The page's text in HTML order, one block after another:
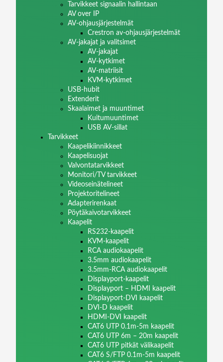
Tarvikkeet signaalin hallintaan
AV over IP
AV-ohjausjärjestelmät
Crestron av-ohjausjärjestelmät
AV-jakajat ja valitsimet
AV-jakajat
AV-kytkimet
AV-matriisit
KVM-kytkimet
USB-hubit
Extenderit
Skaalaimet ja muuntimet
Kuitumuuntimet
USB AV-sillat
Tarvikkeet
Kaapelikiinnikkeet
Kaapelisuojat
Valvontatarvikkeet
Monitori/TV tarvikkeet
Videoseinätelineet
Projektoritelineet
Adapterirenkaat
Pöytäkaivotarvikkeet
Kaapelit
RS232-kaapelit
KVM-kaapelit
RCA audiokaapelit
3.5mm audiokaapelit
3.5mm-RCA audiokaapelit
Displayport-kaapelit
Displayport – HDMI kaapelit
Displayport-DVI kaapelit
DVI-D kaapelit
HDMI-DVI kaapelit
CAT6 UTP 0.1m-5m kaapelit
CAT6 UTP 6m – 20m kaapelit
CAT6 UTP pitkät välikaapelit
CAT6 S/FTP 0.1m-5m kaapelit